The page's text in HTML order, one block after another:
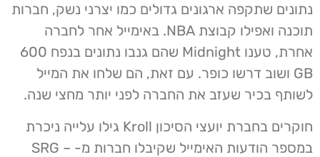
נתונים שתקפה ארגונים גדולים כמו יצרני נשק, חברות
תוכנה ואפילו קבוצת NBA. באימייל אחר לחברה
אחרת, טענו Midnight שהם גנבו נתונים בנפח 600
GB ושוב דרשו כופר. עם זאת, הם שלחו את המייל
לשותף בכיר שעזב את החברה לפני יותר מחצי שנה.
חוקרים בחברת יועצי הסיכון Kroll גילו עלייה ניכרת
במספר הודעות האימייל שקיבלו חברות מ- SRG –